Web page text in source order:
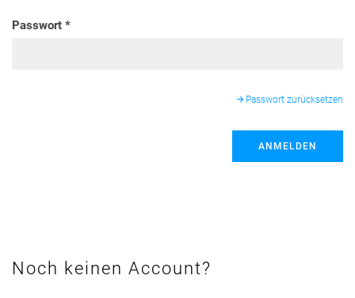
Passwort
Passwort zurücksetzen
ANMELDEN
Noch keinen Account?